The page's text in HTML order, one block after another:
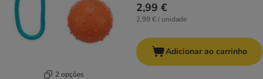
2 opções
2,99 €
2,99 € / unidade
Adicionar ao carrinho